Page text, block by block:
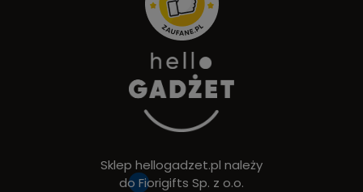
Sklep hellogadzet.pl należy
do Fiorigifts Sp. z o.o.